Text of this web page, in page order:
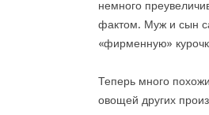
немного
фактом. Муж и сын
«фирменную»
Теперь много
овощей других